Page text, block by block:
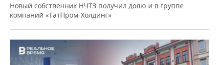
Новый собственник НЧТЗ получил долю и в группе
компаний «ТатПром-Холдинг»